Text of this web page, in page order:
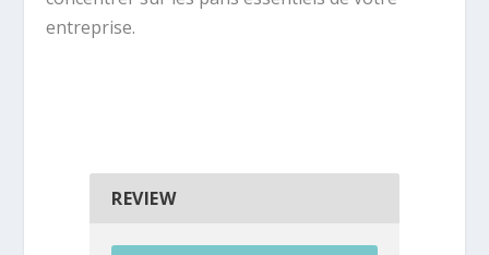
entreprise.
REVIEW